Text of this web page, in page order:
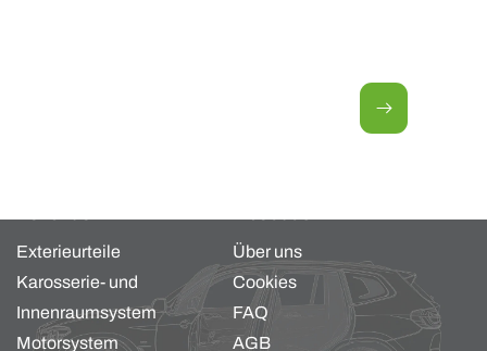
Exterieurteile
Karosserie- und
Innenraumsystem
Motorsystem
Über uns
Cookies
FAQ
AGB